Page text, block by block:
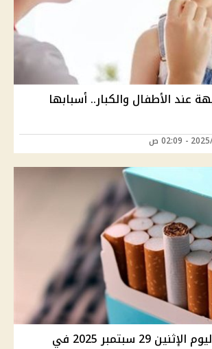
عند الأطفال والكبار.. أسبابها
أسعار السجائر اليوم الإثنين 29 سبتمبر 2025 في